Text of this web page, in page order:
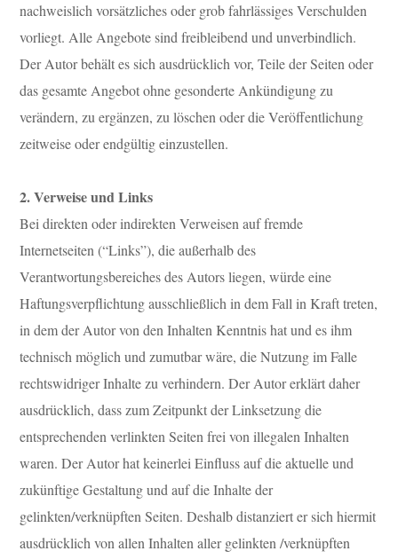
nachweislich vorsätzliches oder grob fahrlässiges Verschulden
vorliegt. Alle Angebote sind freibleibend und unverbindlich.
Der Autor behält es sich ausdrücklich vor, Teile der Seiten oder
das gesamte Angebot ohne gesonderte Ankündigung zu
verändern, zu ergänzen, zu löschen oder die Veröffentlichung
zeitweise oder endgültig einzustellen.
2. Verweise und Links
Bei direkten oder indirekten Verweisen auf fremde
Internetseiten (“Links”), die außerhalb des
Verantwortungsbereiches des Autors liegen, würde eine
Haftungsverpflichtung ausschließlich in dem Fall in Kraft treten,
in dem der Autor von den Inhalten Kenntnis hat und es ihm
technisch möglich und zumutbar wäre, die Nutzung im Falle
rechtswidriger Inhalte zu verhindern. Der Autor erklärt daher
ausdrücklich, dass zum Zeitpunkt der Linksetzung die
entsprechenden verlinkten Seiten frei von illegalen Inhalten
waren. Der Autor hat keinerlei Einfluss auf die aktuelle und
zukünftige Gestaltung und auf die Inhalte der
gelinkten/verknüpften Seiten. Deshalb distanziert er sich hiermit
ausdrücklich von allen Inhalten aller gelinkten /verknüpften